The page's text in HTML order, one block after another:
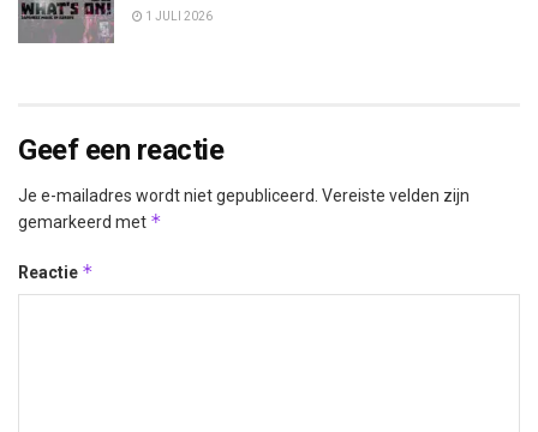
1 JULI 2026
Geef een reactie
Je e-mailadres wordt niet gepubliceerd. Vereiste velden zijn
gemarkeerd met *
Reactie *